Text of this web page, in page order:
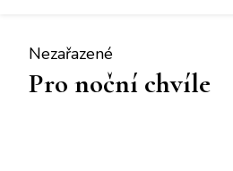
Nezařazené
Pro noční chvíle